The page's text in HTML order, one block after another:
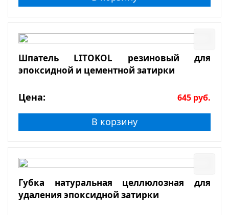
Шпатель LITOKOL резиновый для
эпоксидной и цементной затирки
Цена: 645 руб.
В корзину
Губка натуральная целлюлозная для
удаления эпоксидной затирки